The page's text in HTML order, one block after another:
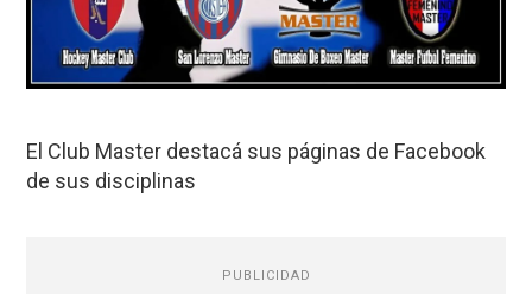
El Club Master destacá sus páginas de Facebook
de sus disciplinas
PUBLICIDAD